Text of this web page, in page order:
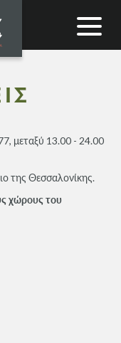
Toggle
μεταξύ 13.00 - 24.00
της Θεσσαλονίκης.
χώρους του